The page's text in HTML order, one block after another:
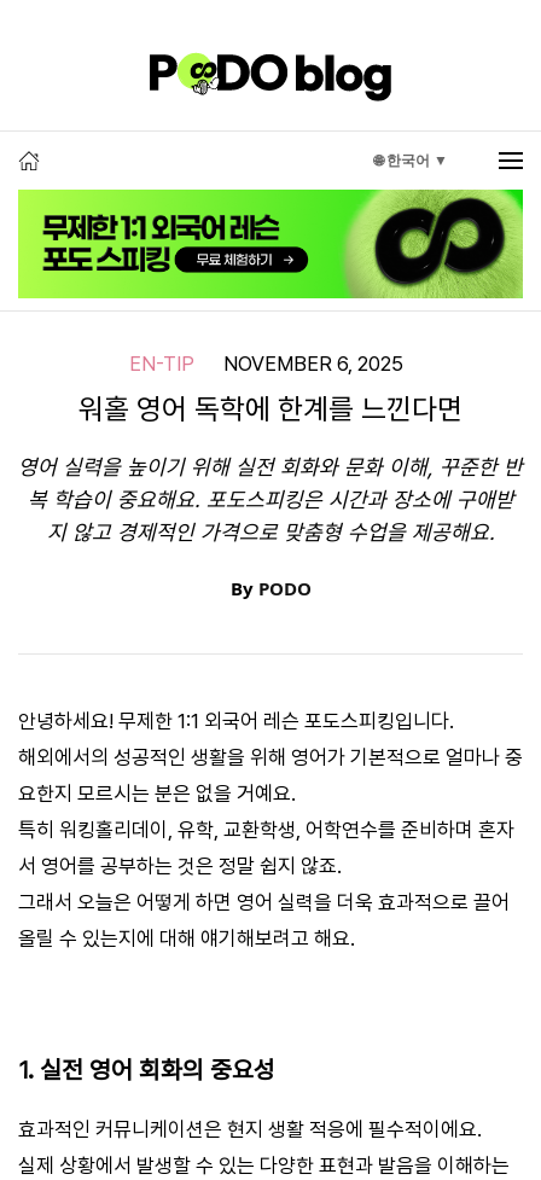
🌐 한국어 ▼
EN-TIP NOVEMBER 6, 2025
워홀 영어 독학에 한계를 느낀다면
영어 실력을 높이기 위해 실전 회화와 문화 이해, 꾸준한 반
복 학습이 중요해요. 포도스피킹은 시간과 장소에 구애받
지 않고 경제적인 가격으로 맞춤형 수업을 제공해요.
By PODO
안녕하세요! 무제한 1:1 외국어 레슨 포도스피킹입니다.
해외에서의 성공적인 생활을 위해 영어가 기본적으로 얼마나 중
요한지 모르시는 분은 없을 거예요.
특히 워킹홀리데이, 유학, 교환학생, 어학연수를 준비하며 혼자
서 영어를 공부하는 것은 정말 쉽지 않죠.
그래서 오늘은 어떻게 하면 영어 실력을 더욱 효과적으로 끌어
올릴 수 있는지에 대해 얘기해보려고 해요.
1. 실전 영어 회화의 중요성
효과적인 커뮤니케이션은 현지 생활 적응에 필수적이에요.
실제 상황에서 발생할 수 있는 다양한 표현과 발음을 이해하는